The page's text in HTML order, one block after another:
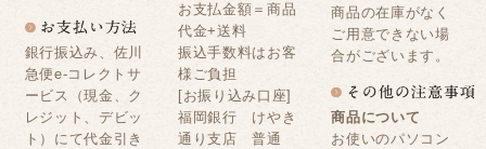
銀行振込み、佐川
急便e-コレクトサ
ービス（現金、ク
レジット、デビッ
ト）にて代金引き
お支払金額＝商品
代金+送料
振込手数料はお客
様ご負担
[お振り込み口座]
福岡銀行 けやき
通り支店 普通
商品の在庫がなく
ご用意できない場
合がございます。
商品について
お使いのパソコン